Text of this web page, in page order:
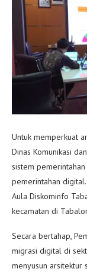
Untuk memperkuat
Dinas Komunikasi
sistem
pemerintahan
Aula Diskominfo
kecamatan di
Secara bertahap,
migrasi digital di
menyusun arsitektur